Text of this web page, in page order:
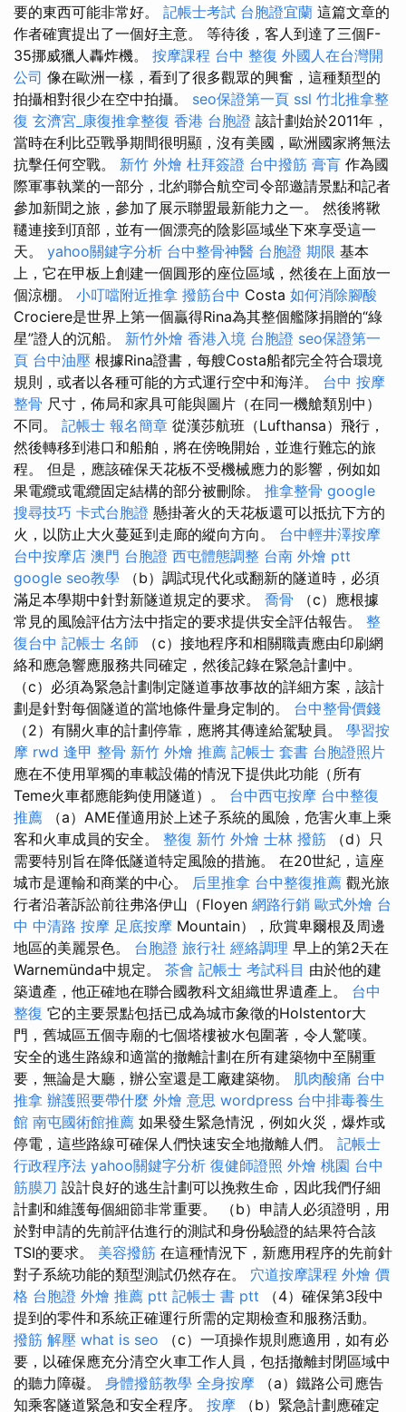
要的東西可能非常好。 記帳士考試 台胞證宜蘭 這篇文章的
作者確實提出了一個好主意。 等待後，客人到達了三個F-
35挪威獵人轟炸機。 按摩課程 台中 整復 外國人在台灣開
公司 像在歐洲一樣，看到了很多觀眾的興奮，這種類型的
拍攝相對很少在空中拍攝。 seo保證第一頁 ssl 竹北推拿整
復 玄濟宮_康復推拿整復 香港 台胞證 該計劃始於2011年，
當時在利比亞戰爭期間很明顯，沒有美國，歐洲國家將無法
抗擊任何空戰。 新竹 外燴 杜拜簽證 台中撥筋 膏肓 作為國
際軍事執業的一部分，北約聯合航空司令部邀請景點和記者
參加新聞之旅，參加了展示聯盟最新能力之一。 然後將鞦
韆連接到頂部，並有一個漂亮的陰影區域坐下來享受這一
天。 yahoo關鍵字分析 台中整骨神醫 台胞證 期限 基本
上，它在甲板上創建一個圓形的座位區域，然後在上面放一
個涼棚。 小叮噹附近推拿 撥筋台中 Costa 如何消除腳酸
Crociere是世界上第一個贏得Rina為其整個艦隊捐贈的“綠
星”證人的沉船。 新竹外燴 香港入境 台胞證 seo保證第一
頁 台中油壓 根據Rina證書，每艘Costa船都完全符合環境
規則，或者以各種可能的方式運行空中和海洋。 台中 按摩
整骨 尺寸，佈局和家具可能與圖片（在同一機艙類別中）
不同。 記帳士 報名簡章 從漢莎航班（Lufthansa）飛行，
然後轉移到港口和船舶，將在傍晚開始，並進行難忘的旅
程。 但是，應該確保天花板不受機械應力的影響，例如如
果電纜或電纜固定結構的部分被刪除。 推拿整骨 google
搜尋技巧 卡式台胞證 懸掛著火的天花板還可以抵抗下方的
火，以防止大火蔓延到走廊的縱向方向。 台中輕井澤按摩
台中按摩店 澳門 台胞證 西屯體態調整 台南 外燴 ptt
google seo教學 （b）調試現代化或翻新的隧道時，必須
滿足本學期中針對新隧道規定的要求。 喬骨 （c）應根據
常見的風險評估方法中指定的要求提供安全評估報告。 整
復台中 記帳士 名師 （c）接地程序和相關職責應由印刷網
絡和應急響應服務共同確定，然後記錄在緊急計劃中。
（c）必須為緊急計劃制定隧道事故事故的詳細方案，該計
劃是針對每個隧道的當地條件量身定制的。 台中整骨價錢
（2）有關火車的計劃停靠，應將其傳達給駕駛員。 學習按
摩 rwd 逢甲 整骨 新竹 外燴 推薦 記帳士 套書 台胞證照片
應在不使用單獨的車載設備的情況下提供此功能（所有
Teme火車都應能夠使用隧道）。 台中西屯按摩 台中整復
推薦 （a）AME僅適用於上述子系統的風險，危害火車上乘
客和火車成員的安全。 整復 新竹 外燴 士林 撥筋 （d）只
需要特別旨在降低隧道特定風險的措施。 在20世紀，這座
城市是運輸和商業的中心。 后里推拿 台中整復推薦 觀光旅
行者沿著訴訟前往弗洛伊山（Floyen 網路行銷 歐式外燴 台
中 中清路 按摩 足底按摩 Mountain），欣賞卑爾根及周邊
地區的美麗景色。 台胞證 旅行社 經絡調理 早上的第2天在
Warnemünda中規定。 茶會 記帳士 考試科目 由於他的建
築遺產，他正確地在聯合國教科文組織世界遺產上。 台中
整復 它的主要景點包括已成為城市象徵的Holstentor大
門，舊城區五個寺廟的七個塔樓被水包圍著，令人驚嘆。
安全的逃生路線和適當的撤離計劃在所有建築物中至關重
要，無論是大廳，辦公室還是工廠建築物。 肌肉酸痛 台中
推拿 辦護照要帶什麼 外燴 意思 wordpress 台中排毒養生
館 南屯國術館推薦 如果發生緊急情況，例如火災，爆炸或
停電，這些路線可確保人們快速安全地撤離人們。 記帳士
行政程序法 yahoo關鍵字分析 復健師證照 外燴 桃園 台中
筋膜刀 設計良好的逃生計劃可以挽救生命，因此我們仔細
計劃和維護每個細節非常重要。 （b）申請人必須證明，用
於對申請的先前評估進行的測試和身份驗證的結果符合該
TSI的要求。 美容撥筋 在這種情況下，新應用程序的先前針
對子系統功能的類型測試仍然存在。 穴道按摩課程 外燴 價
格 台胞證 外燴 推薦 ptt 記帳士 書 ptt （4）確保第3段中
提到的零件和系統正確運行所需的定期檢查和服務活動。
撥筋 解壓 what is seo （c）一項操作規則應適用，如有必
要，以確保應充分清空火車工作人員，包括撤離封閉區域中
的聽力障礙。 身體撥筋教學 全身按摩 （a）鐵路公司應告
知乘客隧道緊急和安全程序。 按摩 （b）緊急計劃應確定